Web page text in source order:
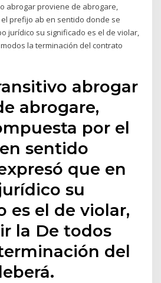
abrogar proviene de abrogare,
prefijo ab en sentido donde se
jurídico su significado es el de violar,
la terminación del contrato
abrogar
abrogare,
por el
sentido
que en
su
es el de violar,
la De todos
del